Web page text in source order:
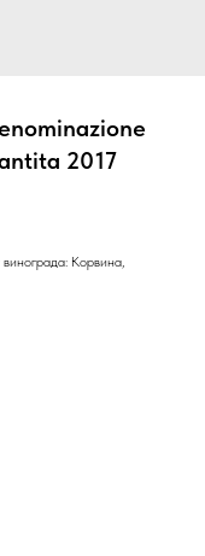
2017
Корвина,